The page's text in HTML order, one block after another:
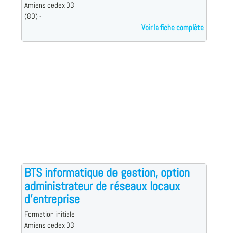
Amiens cedex 03
(80) -
Voir la fiche complète
BTS informatique de gestion, option
administrateur de réseaux locaux
d'entreprise
Formation initiale
Amiens cedex 03